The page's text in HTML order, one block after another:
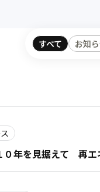
すべて お知
年を見据えて 再エ